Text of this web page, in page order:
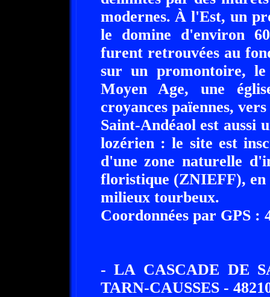
modernes. À l'Est, un
le domine d'environ
furent retrouvées au
sur un promontoire,
Moyen Age, une
croyances païennes,
Saint-Andéaol est aussi
lozérien : le site est
d'une zone naturelle
floristique (ZNIEFF), en
milieux tourbeux.
Coordonnées par GPS :
- LA CASCADE DE
TARN-CAUSSES -